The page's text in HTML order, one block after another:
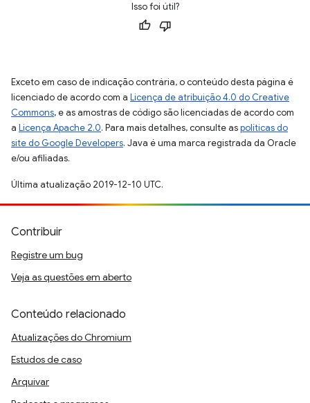
Isso foi útil?
Exceto em caso de indicação contrária, o conteúdo desta página é
licenciado de acordo com a Licença de atribuição 4.0 do Creative
Commons, e as amostras de código são licenciadas de acordo com
a Licença Apache 2.0. Para mais detalhes, consulte aspolíticas do
site do Google Developers. Java é uma marca registrada da Oracle
e/ou afiliadas.
Última atualização 2019-12-10 UTC.
Contribuir
Registre um bug
Veja as questões em aberto
Conteúdo relacionado
Atualizações do Chromium
Estudos de caso
Arquivar